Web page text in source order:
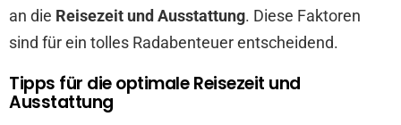
an die Reisezeit und Ausstattung. Diese Faktoren
sind für ein tolles Radabenteuer entscheidend.
Tipps für die optimale Reisezeit und
Ausstattung